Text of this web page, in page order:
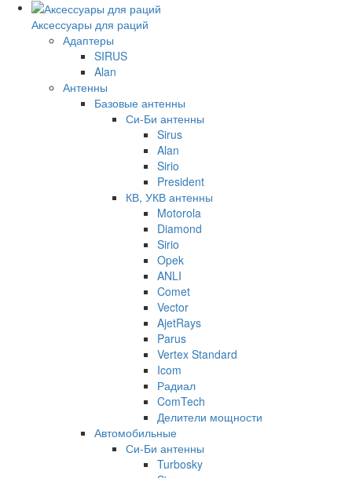
Аксессуары для раций
Адаптеры
SIRUS
Alan
Антенны
Базовые антенны
Си-Би антенны
Sirus
Alan
Sirio
President
КВ, УКВ антенны
Motorola
Diamond
Sirio
Opek
ANLI
Comet
Vector
AjetRays
Parus
Vertex Standard
Icom
Радиал
ComTech
Делители мощности
Автомобильные
Си-Би антенны
Turbosky